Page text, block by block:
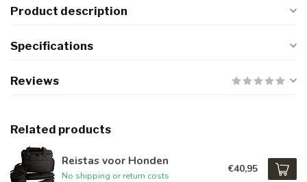
Product description
Specifications
Reviews
Related products
Reistas voor Honden
No shipping or return costs
€40,95